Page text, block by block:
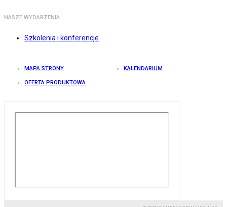
NASZE WYDARZENIA
Szkolenia i konferencje
MAPA STRONY KALENDARIUM
OFERTA PRODUKTOWA